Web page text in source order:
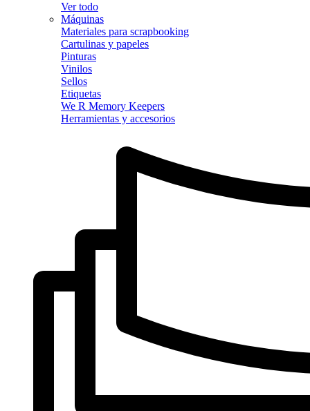
Ver todo
Máquinas
Materiales para scrapbooking
Cartulinas y papeles
Pinturas
Vinilos
Sellos
Etiquetas
We R Memory Keepers
Herramientas y accesorios